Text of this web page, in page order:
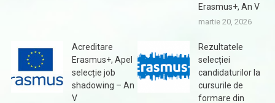
Erasmus+, An V
martie 20, 2026
Acreditare
Erasmus+, Apel
selecție job
shadowing – An
V
Rezultatele
selecției
candidaturilor la
cursurile de
formare din